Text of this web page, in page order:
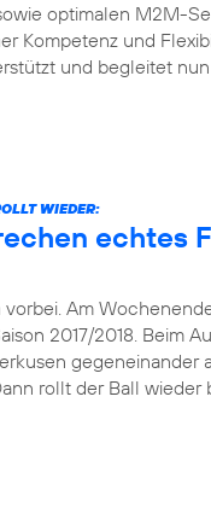
optimalen M2M-
Kompetenz und
und begleitet
WIEDER:
echtes
Am
2017/2018. Beim
gegeneinander
rollt der Ball wieder